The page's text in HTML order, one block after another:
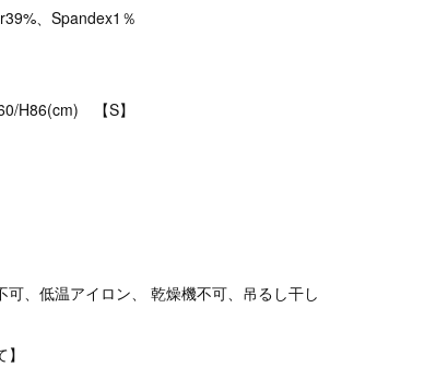
、Spandex1％
H86(cm) 【S】
可、低温アイロン、 乾燥機不可、吊るし干し